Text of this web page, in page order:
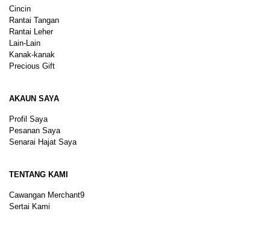
Cincin
Rantai Tangan
Rantai Leher
Lain-Lain
Kanak-kanak
Precious Gift
AKAUN SAYA
Profil Saya
Pesanan Saya
Senarai Hajat Saya
TENTANG KAMI
Cawangan Merchant9
Sertai Kami